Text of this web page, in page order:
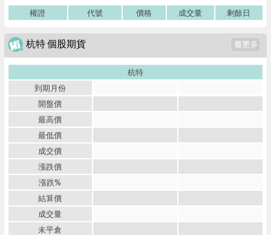
權證 代號 價格 成交量 剩餘日
杭特 個股期貨
杭特
到期月份
開盤價
最高價
最低價
成交價
漲跌價
漲跌%
結算價
成交量
未平倉